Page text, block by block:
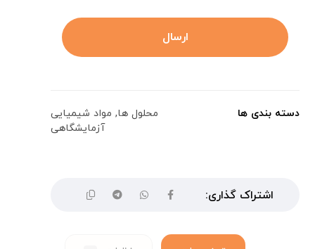
دسته بندی ها محلول ها, مواد شیمیایی
آزمایشگاهی